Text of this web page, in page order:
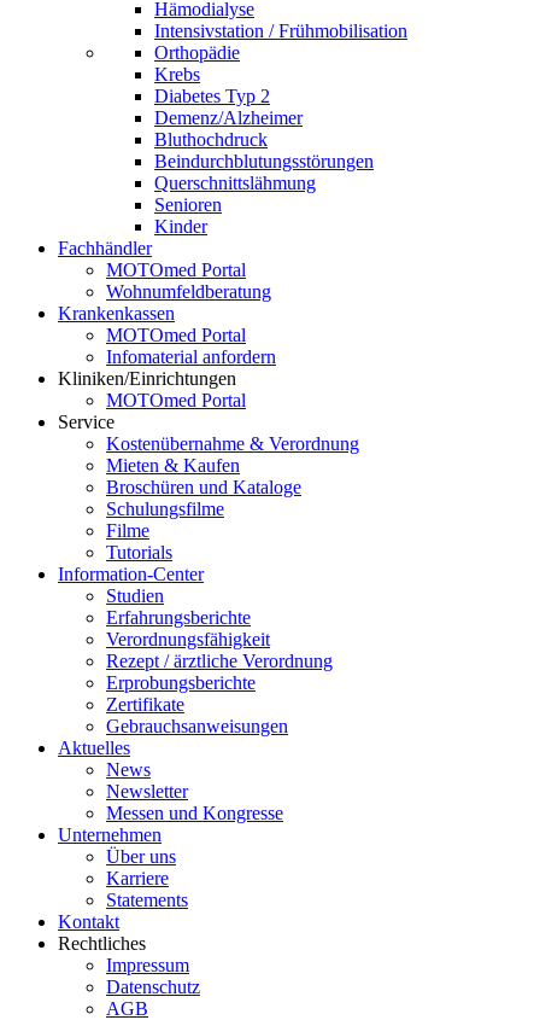
Hämodialyse
Intensivstation / Frühmobilisation
Orthopädie
Krebs
Diabetes Typ 2
Demenz/Alzheimer
Bluthochdruck
Beindurchblutungsstörungen
Querschnittslähmung
Senioren
Kinder
Fachhändler
MOTOmed Portal
Wohnumfeldberatung
Krankenkassen
MOTOmed Portal
Infomaterial anfordern
Kliniken/Einrichtungen
MOTOmed Portal
Service
Kostenübernahme & Verordnung
Mieten & Kaufen
Broschüren und Kataloge
Schulungsfilme
Filme
Tutorials
Information-Center
Studien
Erfahrungsberichte
Verordnungsfähigkeit
Rezept / ärztliche Verordnung
Erprobungsberichte
Zertifikate
Gebrauchsanweisungen
Aktuelles
News
Newsletter
Messen und Kongresse
Unternehmen
Über uns
Karriere
Statements
Kontakt
Rechtliches
Impressum
Datenschutz
AGB